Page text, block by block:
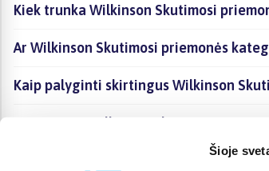
Šioje
Kiek trunka Wilkinson Skutimosi
Ar Wilkinson Skutimosi priemonės
Kaip palyginti skirtingus Wilkinson
Kaip įsigyti Wilkinson Skutimosi